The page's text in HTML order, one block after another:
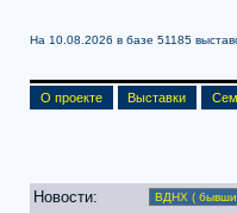
На 10.08.2026 в базе 51185
О проекте Выставки
Новости: